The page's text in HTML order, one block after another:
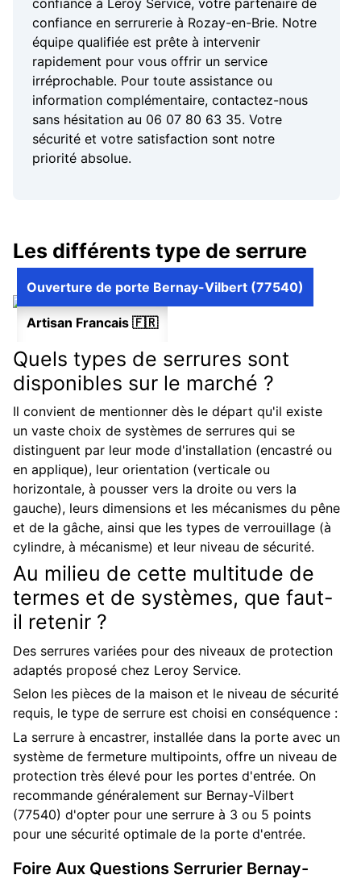
confiance en serrurerie à Rozay-en-Brie. Notre
équipe qualifiée est prête à intervenir
rapidement pour vous offrir un service
irréprochable. Pour toute assistance ou
information complémentaire, contactez-nous
sans hésitation au 06 07 80 63 35. Votre
sécurité et votre satisfaction sont notre
priorité absolue.
Les différents type de serrure
Artisan Francais 🇫🇷
Ouverture de porte Bernay-Vilbert (77540)
Quels types de serrures sont
disponibles sur le marché ?
Il convient de mentionner dès le départ qu'il existe
un vaste choix de systèmes de serrures qui se
distinguent par leur mode d'installation (encastré ou
en applique), leur orientation (verticale ou
horizontale, à pousser vers la droite ou vers la
gauche), leurs dimensions et les mécanismes du pêne
et de la gâche, ainsi que les types de verrouillage (à
cylindre, à mécanisme) et leur niveau de sécurité.
Au milieu de cette multitude de
termes et de systèmes, que faut-
il retenir ?
Des serrures variées pour des niveaux de protection
adaptés proposé chez Leroy Service.
Selon les pièces de la maison et le niveau de sécurité
requis, le type de serrure est choisi en conséquence :
La serrure à encastrer, installée dans la porte avec un
système de fermeture multipoints, offre un niveau de
protection très élevé pour les portes d'entrée. On
recommande généralement sur Bernay-Vilbert
(77540) d'opter pour une serrure à 3 ou 5 points
pour une sécurité optimale de la porte d'entrée.
Foire Aux Questions Serrurier Bernay-